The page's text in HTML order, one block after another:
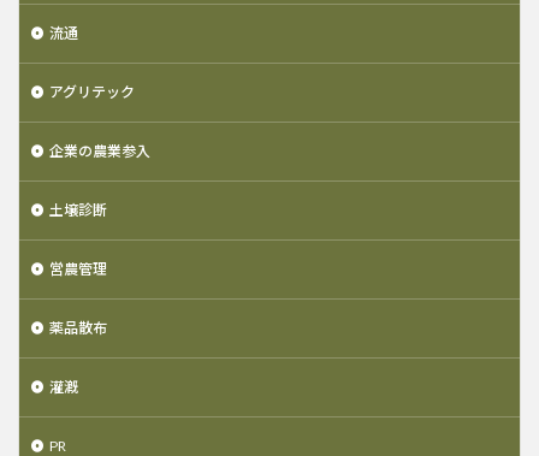
流通
アグリテック
企業の農業参入
土壌診断
営農管理
薬品散布
灌漑
PR